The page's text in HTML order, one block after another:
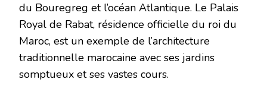
du Bouregreg et l’océan Atlantique. Le Palais
Royal de Rabat, résidence officielle du roi du
Maroc, est un exemple de l’architecture
traditionnelle marocaine avec ses jardins
somptueux et ses vastes cours.